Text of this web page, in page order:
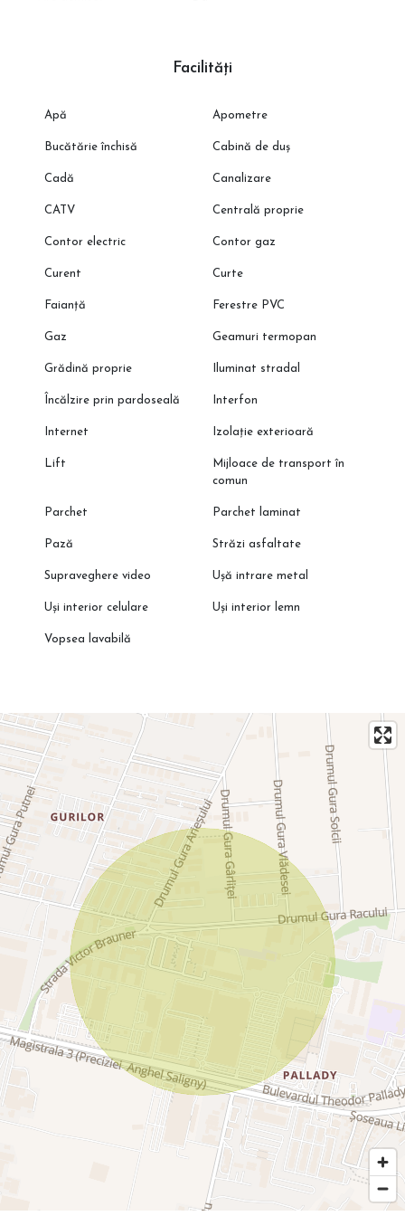
Facilități
Apă Apometre
Bucătărie închisă Cabină de duș
Cadă Canalizare
CATV Centrală proprie
Contor electric Contor gaz
Curent Curte
Faianță Ferestre PVC
Gaz Geamuri termopan
Grădină proprie Iluminat stradal
Încălzire prin pardoseală Interfon
Internet Izolație exterioară
Lift
Mijloace de transport în
comun
Parchet Parchet laminat
Pază Străzi asfaltate
Supraveghere video Ușă intrare metal
Uși interior celulare Uși interior lemn
Vopsea lavabilă